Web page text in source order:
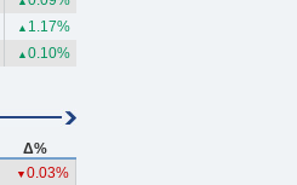
▲ 1.17%
▲ 0.10%
Δ%
▼ 0.03%